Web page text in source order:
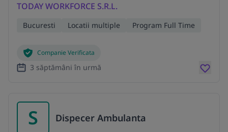
TODAY WORKFORCE S.R.L.
Bucuresti Locatii multiple Program Full Time
Companie Verificata
3 săptămâni în urmă
S Dispecer Ambulanta